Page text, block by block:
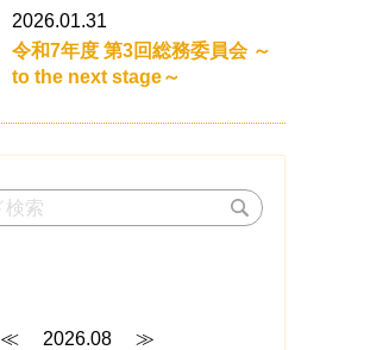
2026.01.31
令和7年度 第3回総務委員会 ～
to the next stage～
≪ 2026.08 ≫